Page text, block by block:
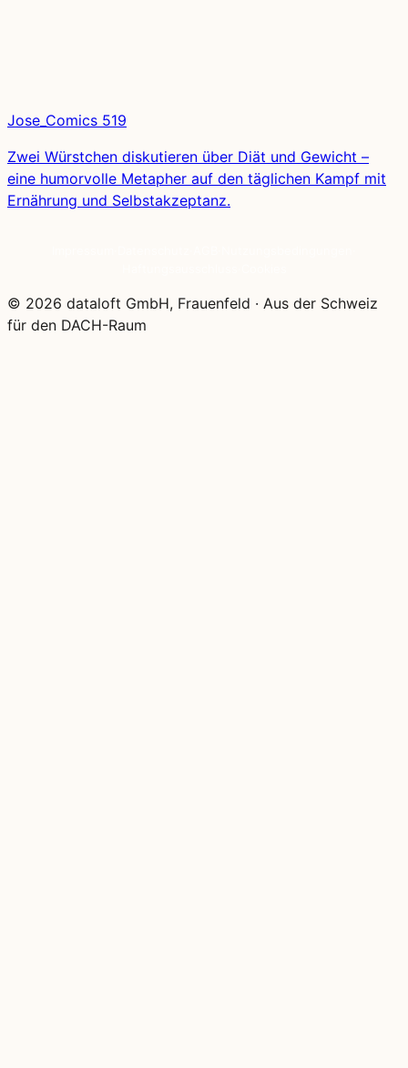
Jose_Comics 519
Zwei Würstchen diskutieren über Diät und Gewicht –
eine humorvolle Metapher auf den täglichen Kampf mit
Ernährung und Selbstakzeptanz.
© 2026 dataloft GmbH, Frauenfeld · Aus der Schweiz
für den DACH-Raum